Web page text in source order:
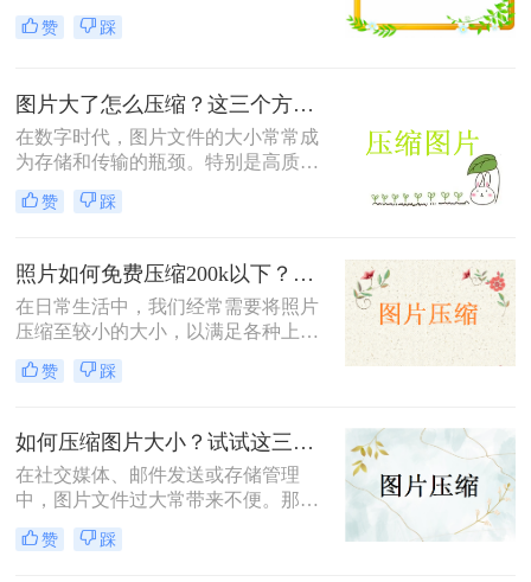
用于网页设计等。然而，原始照片文
件通常较大，这不仅会占用大量存储
何压缩变得尤为重要。以下是四种常
用的图片压缩方法，帮助您轻松解决
这一问题。
赞 踩
图片大了怎么压缩？这三个方法帮你轻松解决！
在数字时代，图片文件的大小常常成
为存储和传输的瓶颈。特别是高质量
的图片，其文件体积往往较大，不仅
占用大量存储空间，还会影响上传速
么压缩呢？以下是四种常用的图片压
缩方法，帮助您轻松解决这一问题。
赞 踩
照片如何免费压缩200k以下？快来学习这3种压缩方法！
在日常生活中，我们经常需要将照片
压缩至较小的大小，以满足各种上
传、分享或存储的需求。那么照片如
何免费压缩200k以下呢？本文将介绍
法。
赞 踩
如何压缩图片大小？试试这三种简单有效的压缩方法！
在社交媒体、邮件发送或存储管理
中，图片文件过大常带来不便。那么
如何压缩图片大小呢？本文整理了三
种简单有效的压缩方法，助您快速压
赞 踩